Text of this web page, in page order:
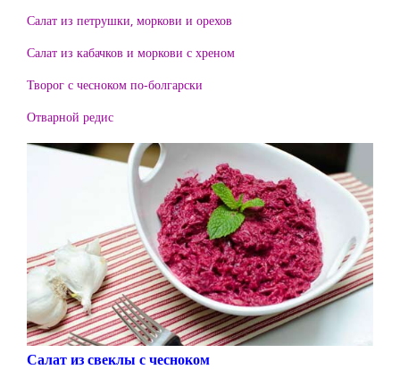
Салат из петрушки, моркови и орехов
Салат из кабачков и моркови с хреном
Творог с чесноком по-болгарски
Отварной редис
Салат из свеклы с чесноком